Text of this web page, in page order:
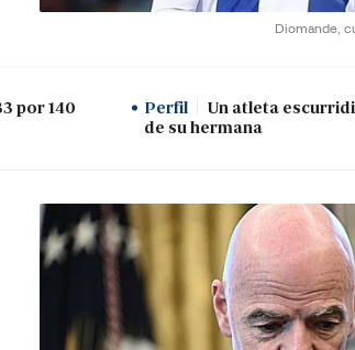
Diomande,
por 140
Perfil
Un atleta
de su hermana